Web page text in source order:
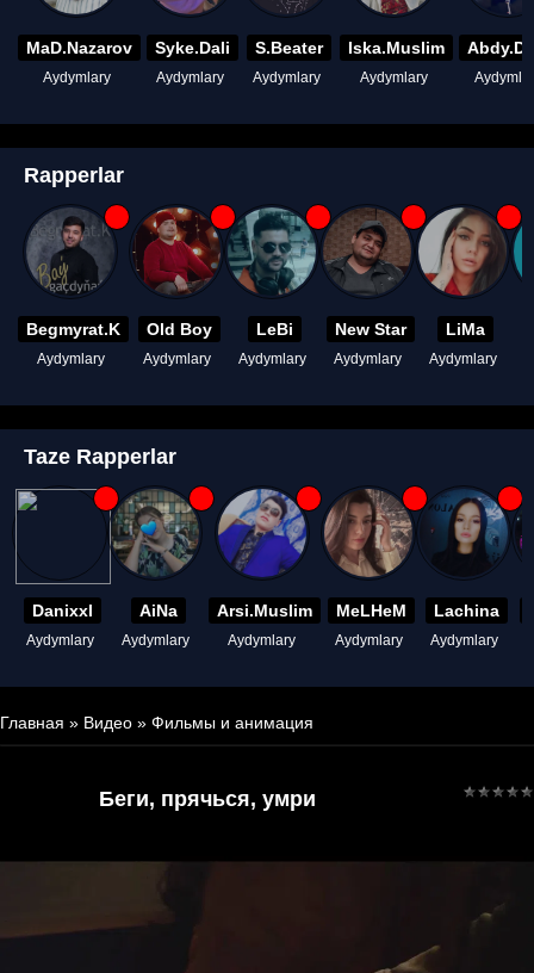
MaD.Nazarov
Aydymlary
Syke.Dali
Aydymlary
S.Beater
Aydymlary
Iska.Muslim
Aydymlary
Rapperlar
Begmyrat.K
Aydymlary
Old Boy
Aydymlary
LeBi
Aydymlary
New Star
Aydymlary
LiMa
Aydymlary
Taze Rapperlar
Danixxl
Aydymlary
AiNa
Aydymlary
Arsi.Muslim
Aydymlary
MeLHeM
Aydymlary
Lachina
Aydymlary
Главная » Видео » Фильмы и анимация
Беги, прячься, умри